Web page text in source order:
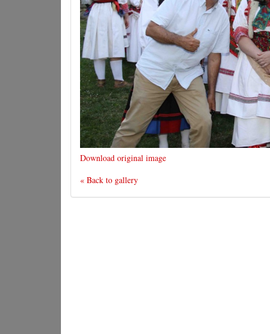
Download original image
« Back to gallery